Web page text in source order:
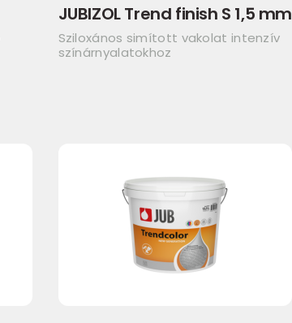
JUBIZOL Trend finish S 1,5 mm
Sziloxános simított vakolat intenzív
színárnyalatokhoz